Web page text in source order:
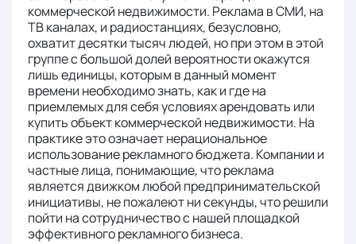
коммерческой недвижимости. Реклама в СМИ, на
ТВ каналах, и радиостанциях, безусловно,
охватит десятки тысяч людей, но при этом в этой
группе с большой долей вероятности окажутся
лишь единицы, которым в данный момент
времени необходимо знать, как и где на
приемлемых для себя условиях арендовать или
купить объект коммерческой недвижимости. На
практике это означает нерациональное
использование рекламного бюджета. Компании и
частные лица, понимающие, что реклама
является движком любой предпринимательской
инициативы, не пожалеют ни секунды, что решили
пойти на сотрудничество с нашей площадкой
эффективного рекламного бизнеса.